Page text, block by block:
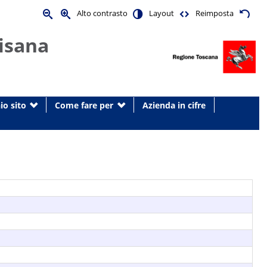
Alto contrasto Layout Reimposta
sito Come fare per
Azienda in cifre